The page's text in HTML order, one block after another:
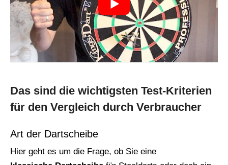
Das sind die wichtigsten Test-Kriterien
für den Vergleich durch Verbraucher
Art der Dartscheibe
Hier geht es um die Frage, ob Sie eine